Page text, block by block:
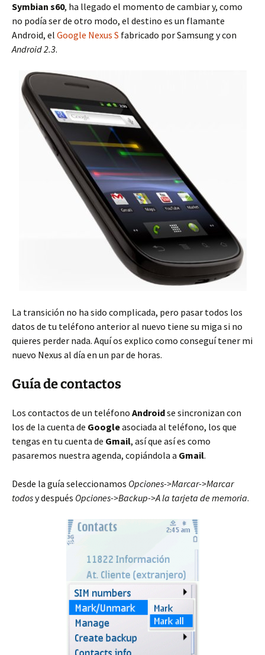
Symbian s60, ha llegado el momento de cambiar y, como
no podía ser de otro modo, el destino es un flamante
Android, el Google Nexus S fabricado por Samsung y con
Android 2.3.
La transición no ha sido complicada, pero pasar todos los
datos de tu teléfono anterior al nuevo tiene su miga si no
quieres perder nada. Aquí os explico como conseguí tener mi
nuevo Nexus al día en un par de horas.
Guía de contactos
Los contactos de un teléfono Androidse sincronizan con
los de la cuenta de Googleasociada al teléfono, los que
tengas en tu cuenta de Gmail, así que así es como
pasaremos nuestra agenda, copiándola a Gmail.
Desde la guía seleccionamos Opciones->Marcar->Marcar
todosy después Opciones->Backup->A la tarjeta de memoria.